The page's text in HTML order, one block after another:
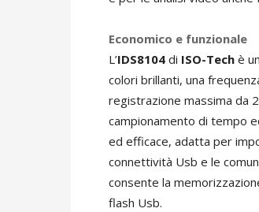
Economico e funzionale
L’IDS8104 di ISO-Tech è
colori brillanti, una
registrazione massima da
campionamento di tempo
ed efficace, adatta per
connettività Usb e le
consente la
flash Usb.